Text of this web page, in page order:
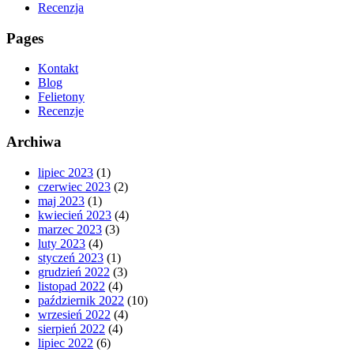
Recenzja
Pages
Kontakt
Blog
Felietony
Recenzje
Archiwa
lipiec 2023 (1)
czerwiec 2023 (2)
maj 2023 (1)
kwiecień 2023 (4)
marzec 2023 (3)
luty 2023 (4)
styczeń 2023 (1)
grudzień 2022 (3)
listopad 2022 (4)
październik 2022 (10)
wrzesień 2022 (4)
sierpień 2022 (4)
lipiec 2022 (6)